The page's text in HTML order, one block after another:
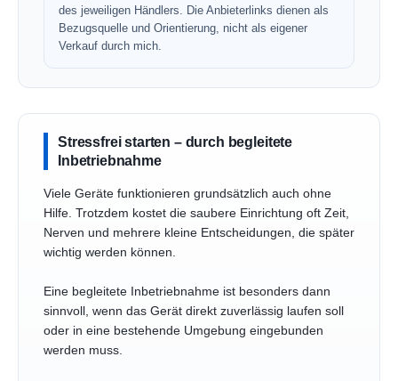
des jeweiligen Händlers. Die Anbieterlinks dienen als
Bezugsquelle und Orientierung, nicht als eigener
Verkauf durch mich.
Stressfrei starten – durch begleitete
Inbetriebnahme
Viele Geräte funktionieren grundsätzlich auch ohne
Hilfe. Trotzdem kostet die saubere Einrichtung oft Zeit,
Nerven und mehrere kleine Entscheidungen, die später
wichtig werden können.
Eine begleitete Inbetriebnahme ist besonders dann
sinnvoll, wenn das Gerät direkt zuverlässig laufen soll
oder in eine bestehende Umgebung eingebunden
werden muss.